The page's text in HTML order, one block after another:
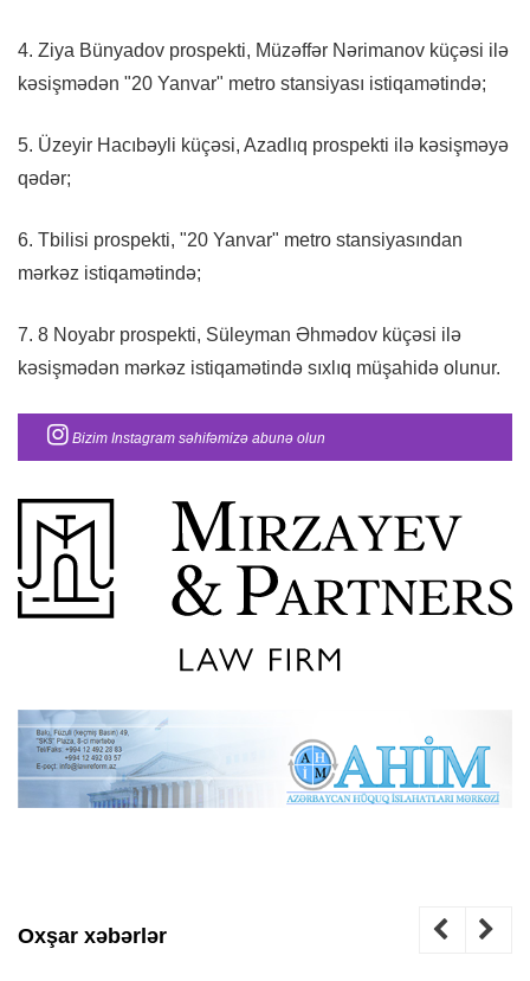
4. Ziya Bünyadov prospekti, Müzəffər Nərimanov küçəsi ilə
kəsişmədən "20 Yanvar" metro stansiyası istiqamətində;
5. Üzeyir Hacıbəyli küçəsi, Azadlıq prospekti ilə kəsişməyə
qədər;
6. Tbilisi prospekti, "20 Yanvar" metro stansiyasından
mərkəz istiqamətində;
7. 8 Noyabr prospekti, Süleyman Əhmədov küçəsi ilə
kəsişmədən mərkəz istiqamətində sıxlıq müşahidə olunur.
Bizim Instagram səhifəmizə abunə olun
Oxşar xəbərlər